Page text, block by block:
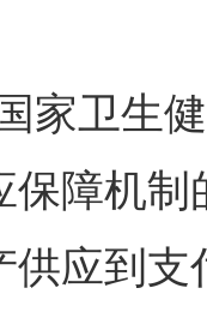
卫生健
保障机
供应到